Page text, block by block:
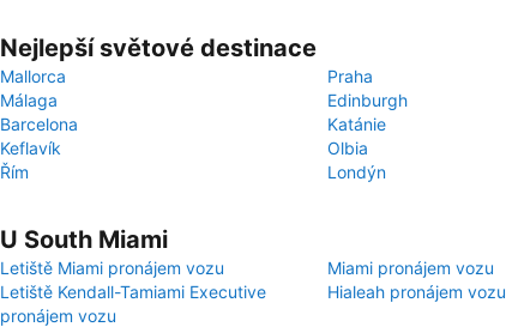
Nejlepší světové destinace
Mallorca
Praha
Málaga
Edinburgh
Barcelona
Katánie
Keflavík
Olbia
Řím
Londýn
U South Miami
Letiště Miami pronájem vozu
Miami pronájem vozu
Letiště Kendall-Tamiami Executive
pronájem vozu
Hialeah pronájem vozu